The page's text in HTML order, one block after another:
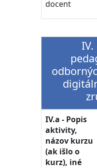
docent
IV.
IV.a - Popis
aktivity,
názov kurzu
(ak išlo o
kurz), iné